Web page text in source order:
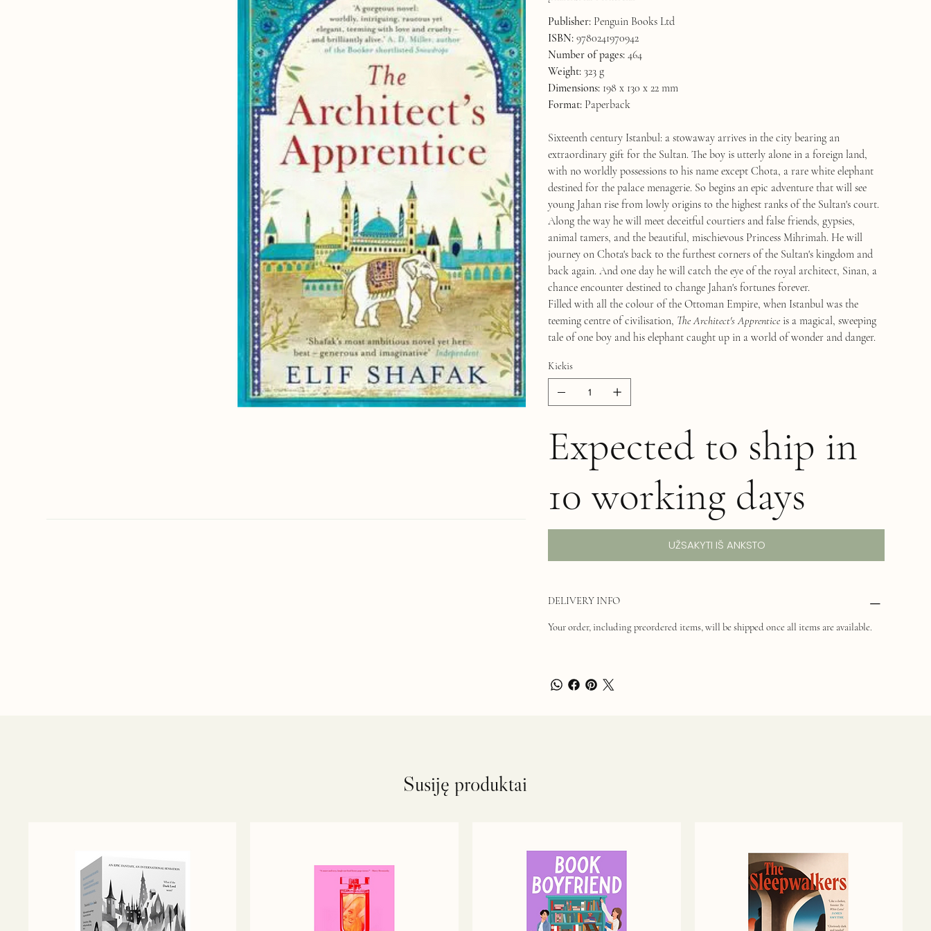
Publisher: Penguin Books Ltd
ISBN: 9780241970942
Number of pages: 464
Weight: 323 g
Dimensions: 198 x 130 x 22 mm
Format: Paperback
Sixteenth century Istanbul: a stowaway arrives in the city bearing an
extraordinary gift for the Sultan. The boy is utterly alone in a foreign land,
with no worldly possessions to his name except Chota, a rare white elephant
destined for the palace menagerie. So begins an epic adventure that will see
young Jahan rise from lowly origins to the highest ranks of the Sultan's court.
Along the way he will meet deceitful courtiers and false friends, gypsies,
animal tamers, and the beautiful, mischievous Princess Mihrimah. He will
journey on Chota's back to the furthest corners of the Sultan's kingdom and
back again. And one day he will catch the eye of the royal architect, Sinan, a
chance encounter destined to change Jahan's fortunes forever.
Filled with all the colour of the Ottoman Empire, when Istanbul was the
teeming centre of civilisation, The Architect's Apprentice is a magical, sweeping
tale of one boy and his elephant caught up in a world of wonder and danger.
Kiekis
Expected to ship in
10 working days
UŽSAKYTI IŠ ANKSTO
DELIVERY INFO
Your order, including preordered items, will be shipped once all items are available.
Susiję produktai